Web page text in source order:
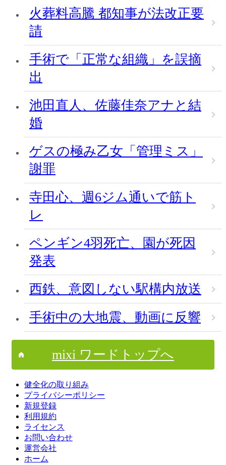
火葬料高騰 都知事が法改正要
請
手術で「正常な組織」を誤摘
出
池田直人、佐藤佳奈アナと結
婚
ゲスの極み乙女「管理ミス」
謝罪
寺田心、週6ジム通いで筋ト
レ
ペンギン4羽死亡、園が死因
発表
西鉄、意図しない駅構内放送
手術中の大地震、動画に反響
mixi ワードトップへ
健全化の取り組み
プライバシーポリシー
新規登録
利用規約
ライセンス
お問い合わせ
運営会社
ホーム